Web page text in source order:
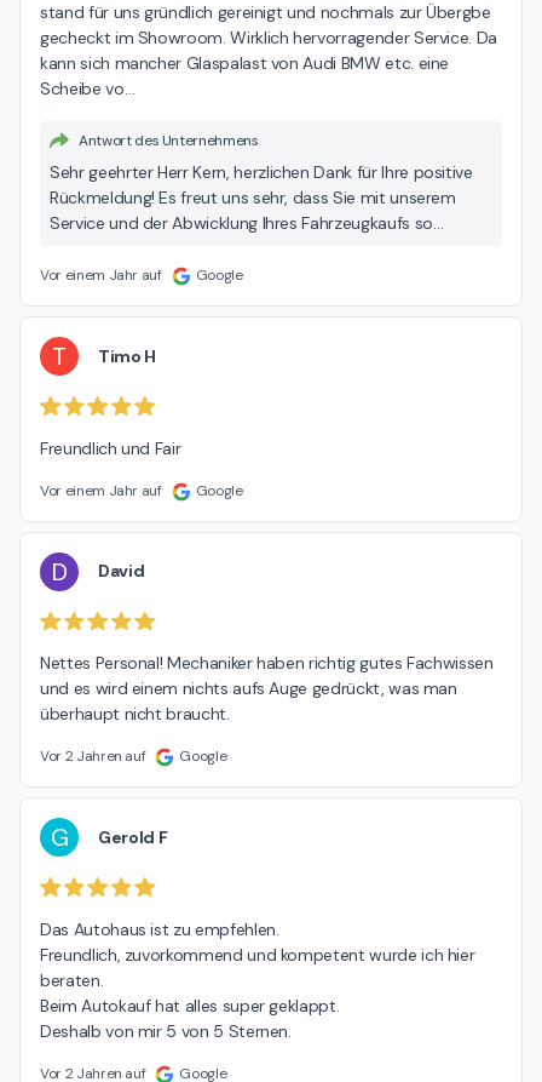
stand für uns gründlich gereinigt und nochmals zur Übergbe
gecheckt im Showroom. Wirklich hervorragender Service. Da
kann sich mancher Glaspalast von Audi BMW etc. eine
Scheibe vo…
Antwort des Unternehmens
Sehr geehrter Herr Kern, herzlichen Dank für Ihre positive
Rückmeldung! Es freut uns sehr, dass Sie mit unserem
Service und der Abwicklung Ihres Fahrzeugkaufs so
unabhängig von Marke oder Preisklasse – eine
Kauferlebnis zu bieten. Wir wünschen Ihrem Sohn allzeit
gute Fahrt mit dem BMW und würden uns freuen, Sie bei
zukünftigen Anliegen wieder bei uns begrüßen zu dürfen.
Vor einem Jahr auf Google
T Timo H
Freundlich und Fair
Vor einem Jahr auf Google
D David
Nettes Personal! Mechaniker haben richtig gutes Fachwissen
und es wird einem nichts aufs Auge gedrückt, was man
überhaupt nicht braucht.
Vor 2 Jahren auf Google
G Gerold F
Das Autohaus ist zu empfehlen.
Freundlich, zuvorkommend und kompetent wurde ich hier
beraten.
Beim Autokauf hat alles super geklappt.
Deshalb von mir 5 von 5 Sternen.
Vor 2 Jahren auf Google